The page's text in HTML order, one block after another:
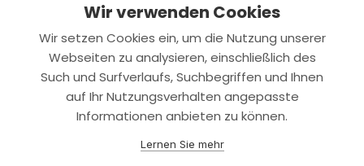
Rechtliches
Datenschutz
Wir verwenden Cookies
Wir setzen Cookies ein, um die Nutzung unserer
Webseiten zu analysieren, einschließlich des
Such und Surfverlaufs, Suchbegriffen und Ihnen
auf Ihr Nutzungsverhalten angepasste
Informationen anbieten zu können.
Lernen Sie mehr